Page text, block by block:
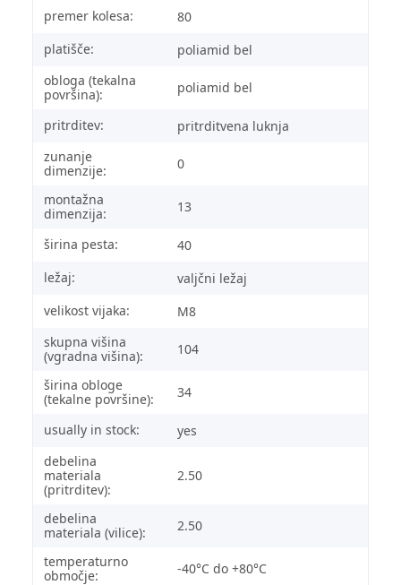
premer kolesa:
80
platišče:
poliamid bel
obloga (tekalna
površina):
poliamid bel
pritrditev:
pritrditvena luknja
zunanje
dimenzije:
0
montažna
dimenzija:
13
širina pesta:
40
ležaj:
valjčni ležaj
velikost vijaka:
M8
skupna višina
(vgradna višina):
104
širina obloge
(tekalne površine):
34
usually in stock:
yes
debelina
materiala
(pritrditev):
2.50
debelina
materiala (vilice):
2.50
temperaturno
območje:
-40°C do +80°C